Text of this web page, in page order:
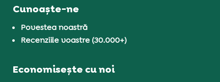
Cunoaște-ne
Povestea noastră
Recenziile voastre (30.000+)
Economisește cu noi